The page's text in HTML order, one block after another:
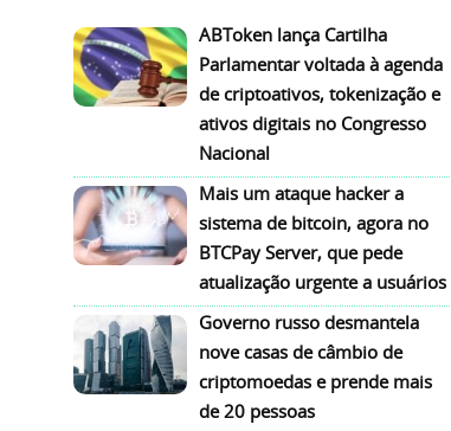
ABToken lança Cartilha
Parlamentar voltada à agenda
de criptoativos, tokenização e
ativos digitais no Congresso
Nacional
Mais um ataque hacker a
sistema de bitcoin, agora no
BTCPay Server, que pede
atualização urgente a usuários
Governo russo desmantela
nove casas de câmbio de
criptomoedas e prende mais
de 20 pessoas